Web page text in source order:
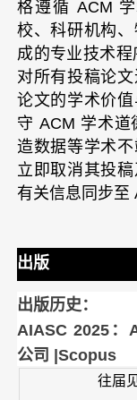
格遵循 ACM
校、科研机构
成的专业技术程
对所有投稿论
论文的学术价
守 ACM 学术
造数据等学术
立即取消其投
有关信息同步至
出版
出版历史：
AIASC 2025 ：
公司 |Scopus
往届